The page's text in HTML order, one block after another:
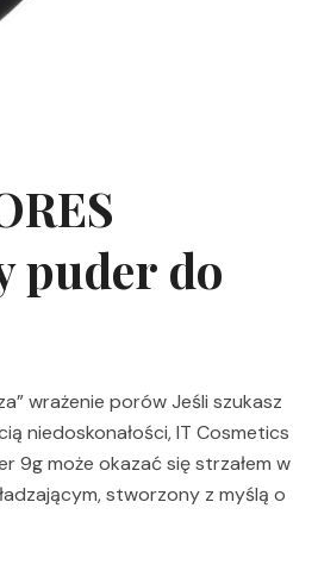
puder do
wrażenie porów Jeśli szukasz
niedoskonałości, IT Cosmetics
9g może okazać się strzałem w
stworzony z myślą o